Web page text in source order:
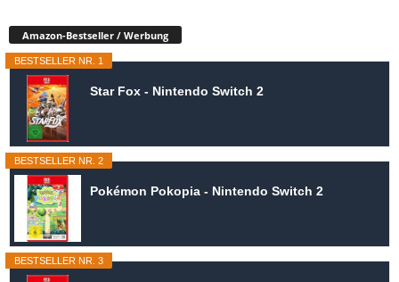
Amazon-Bestseller / Werbung
BESTSELLER NR. 1
Star Fox - Nintendo Switch 2
BESTSELLER NR. 2
Pokémon Pokopia - Nintendo Switch 2
BESTSELLER NR. 3